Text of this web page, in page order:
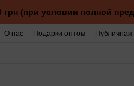
грн (при условии полной
О нас Подарки оптом